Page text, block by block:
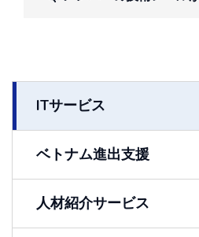
ITサービス
ベトナム進出支援
人材紹介サービス